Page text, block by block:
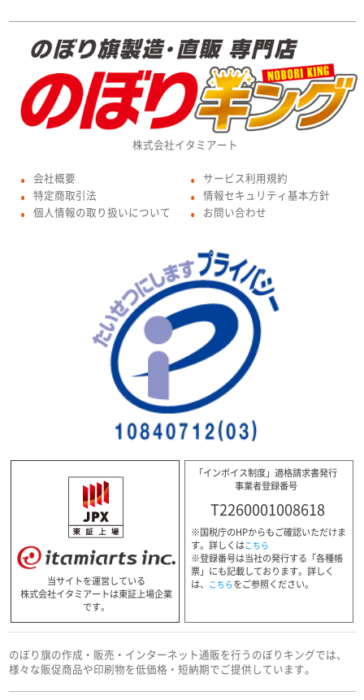
株式会社イタミアート
● 会社概要
● 特定商取引法
● 個人情報の取り扱いについて
● サービス利用規約
● 情報セキュリティ基本方針
● お問い合わせ
当サイトを運営している
株式会社イタミアートは東証上場企業
です。
「インボイス制度」適格請求書発行
事業者登録番号
T2260001008618
※国税庁のHPからもご確認いただけま
す。詳しくはこちら
※登録番号は当社の発行する「各種帳
票」にも記載しております。詳しく
は、 こちらをご参照ください。
のぼり旗の作成・販売・インターネット通販を行うのぼりキングでは、
様々な販促商品や印刷物を低価格・短納期でご提供しています。